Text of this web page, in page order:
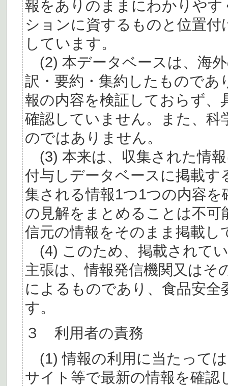
報をありのままにわかりや
ションに資するものと位置
しています。
(2) 本データベースは、海
訳・要約・集約したものであ
報の内容を検証しておらず、
確認していません。また、
のではありません。
(3) 本来は、収集された情
付与しデータベースに掲載
集される情報1つ1つの内容
の見解をまとめることは不
信元の情報をそのまま掲載し
(4) このため、掲載されて
主張は、情報発信機関又はそ
によるものであり、食品安
す。
３ 利用者の責務
(1) 情報の利用に当たって
サイト等で最新の情報を確認